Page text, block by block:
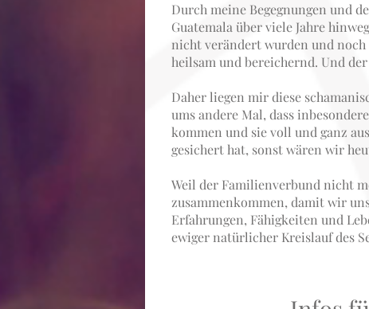
Durch meine Begegnungen und
Guatemala über viele Jahre
nicht verändert wurden und
heilsam und bereichernd. Und
Daher liegen mir diese
ums andere Mal, dass
kommen und sie voll und ganz
gesichert hat, sonst wären wir
Weil der Familienverbund nicht
zusammenkommen, damit wir
Erfahrungen, Fähigkeiten und
ewiger natürlicher Kreislauf des